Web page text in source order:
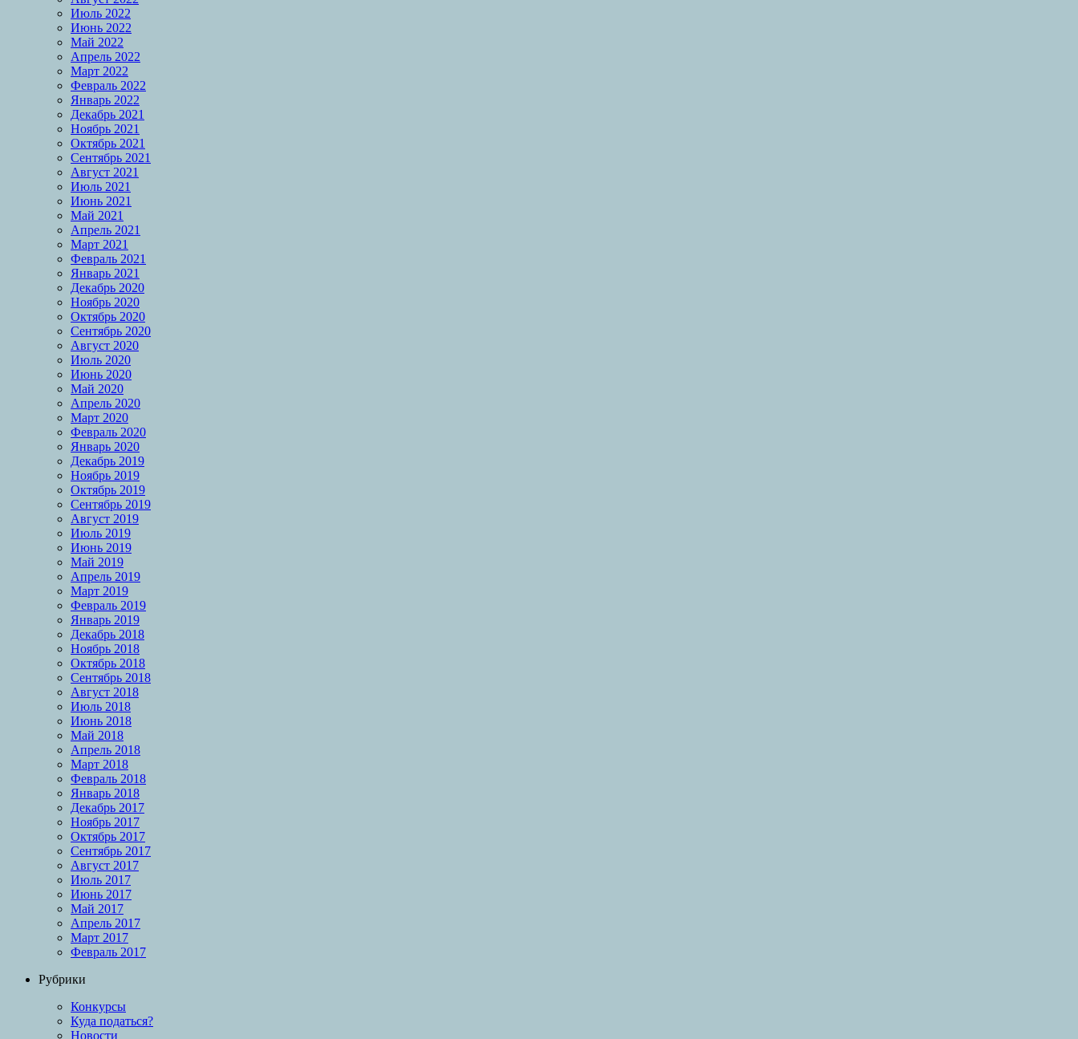
Июль 2022
Июнь 2022
Май 2022
Апрель 2022
Март 2022
Февраль 2022
Январь 2022
Декабрь 2021
Ноябрь 2021
Октябрь 2021
Сентябрь 2021
Август 2021
Июль 2021
Июнь 2021
Май 2021
Апрель 2021
Март 2021
Февраль 2021
Январь 2021
Декабрь 2020
Ноябрь 2020
Октябрь 2020
Сентябрь 2020
Август 2020
Июль 2020
Июнь 2020
Май 2020
Апрель 2020
Март 2020
Февраль 2020
Январь 2020
Декабрь 2019
Ноябрь 2019
Октябрь 2019
Сентябрь 2019
Август 2019
Июль 2019
Июнь 2019
Май 2019
Апрель 2019
Март 2019
Февраль 2019
Январь 2019
Декабрь 2018
Ноябрь 2018
Октябрь 2018
Сентябрь 2018
Август 2018
Июль 2018
Июнь 2018
Май 2018
Апрель 2018
Март 2018
Февраль 2018
Январь 2018
Декабрь 2017
Ноябрь 2017
Октябрь 2017
Сентябрь 2017
Август 2017
Июль 2017
Июнь 2017
Май 2017
Апрель 2017
Март 2017
Февраль 2017
Рубрики
Конкурсы
Куда податься?
Новости